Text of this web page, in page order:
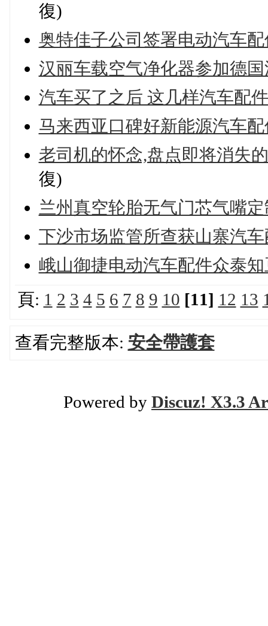
復)
奥特佳子公司签署电动汽车
汉丽车载空气净化器参加德
汽车买了之后 这几样汽车配
马来西亚口碑好新能源汽车
老司机的怀念,盘点即将消失
復)
兰州真空轮胎无气门芯气嘴
下沙市场监管所查获山寨汽
峨山御捷电动汽车配件众泰知
頁: 1 2 3 4 5 6 7 8 9 10 [11] 12 13
查看完整版本: 安全帶護套
Powered by Discuz! X3.3